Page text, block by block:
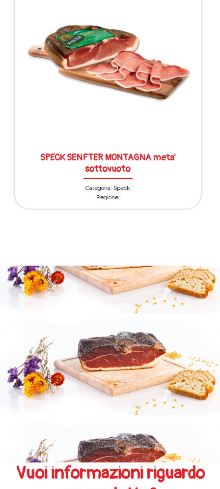
SPECK SENFTER MONTAGNA meta'
sottovuoto
Categoria: Speck
Regione:
Vuoi informazioni riguardo